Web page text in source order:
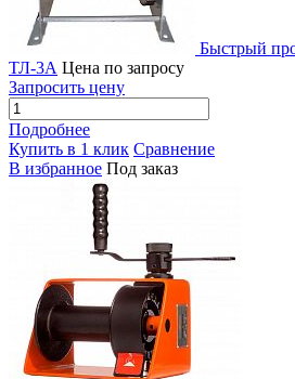
Быстрый
ТЛ-3А Цена по запросу
Запросить цену
Подробнее
Купить в 1 клик Сравнение
В избранное Под заказ